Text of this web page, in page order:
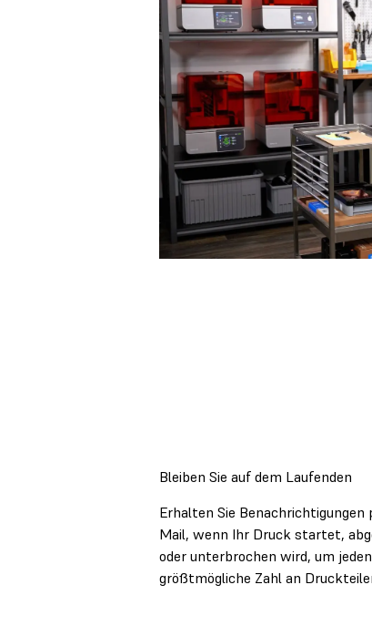
Bleiben Sie auf dem Laufenden
Erhalten Sie Benachrichtigungen
Mail, wenn Ihr Druck startet,
oder unterbrochen wird, um jeden
größtmögliche Zahl an